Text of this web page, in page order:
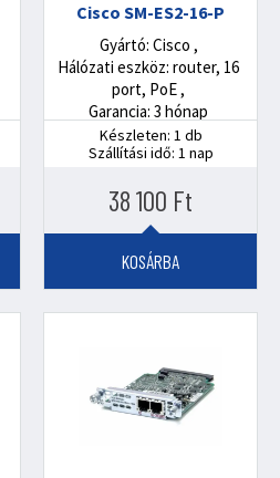
Cisco SM-ES2-16-P
Gyártó: Cisco
Hálózati eszköz: router, 16
port, PoE
Garancia: 3 hónap
Készleten: 1 db
Szállítási idő: 1 nap
38 100 Ft
KOSÁRBA